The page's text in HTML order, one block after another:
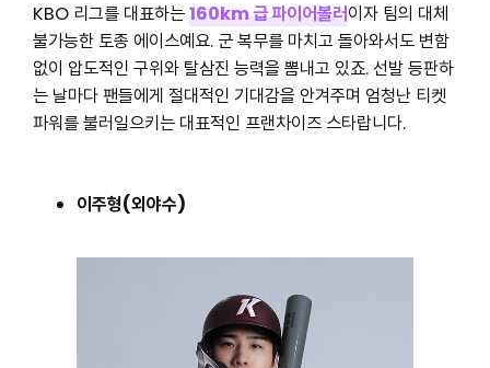
KBO 리그를 대표하는160km 급 파이어볼러이자 팀의 대체
불가능한 토종 에이스예요. 군 복무를 마치고 돌아와서도 변함
없이 압도적인 구위와 탈삼진 능력을 뽐내고 있죠. 선발 등판하
는 날마다 팬들에게 절대적인 기대감을 안겨주며 엄청난 티켓
파워를 불러일으키는 대표적인 프랜차이즈 스타랍니다.
이주형(외야수)